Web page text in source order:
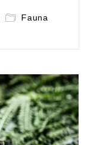
Fauna